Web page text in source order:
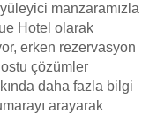
manzaramızla
Hotel olarak
erken rezervasyon
çözümler
daha fazla bilgi
arayarak